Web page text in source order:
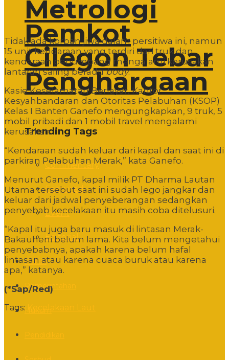
Metrologi
Pemkot
Cilegon Tebar
Penghargaan
Trending Tags
Commentary
Featured
Event
Editorial
Politik
Pemerintahan
Tidak ada korban jiwa dalam persitiwa ini, namun
15 unit kendaraan yang terdiri dari truk dan
kendaraan penumpang mengalami kerusakan
lantaran saling beradubody.
Kasie Keselamatan Berlayar, Kantor
Kesyahbandaran dan Otoritas Pelabuhan (KSOP)
Kelas I Banten Ganefo mengungkapkan, 9 truk, 5
mobil pribadi dan 1 mobil travel mengalami
kerusakan.
“Kendaraan sudah keluar dari kapal dan saat ini di
parkiran Pelabuhan Merak,” kata Ganefo.
Menurut Ganefo, kapal milik PT Dharma Lautan
Utama tersebut saat ini sudah lego jangkar dan
keluar dari jadwal penyeberangan sedangkan
penyebab kecelakaan itu masih coba ditelusuri.
“Kapal itu juga baru masuk di lintasan Merak-
Bakauheni belum lama. Kita belum mengetahui
penyebabnya, apakah karena belum hafal
lintasan atau karena cuaca buruk atau karena
apa,” katanya.
(*Sap/Red)
Tags: